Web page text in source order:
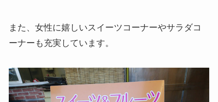
また、女性に嬉しいスイーツコーナーやサラダコ
ーナーも充実しています。